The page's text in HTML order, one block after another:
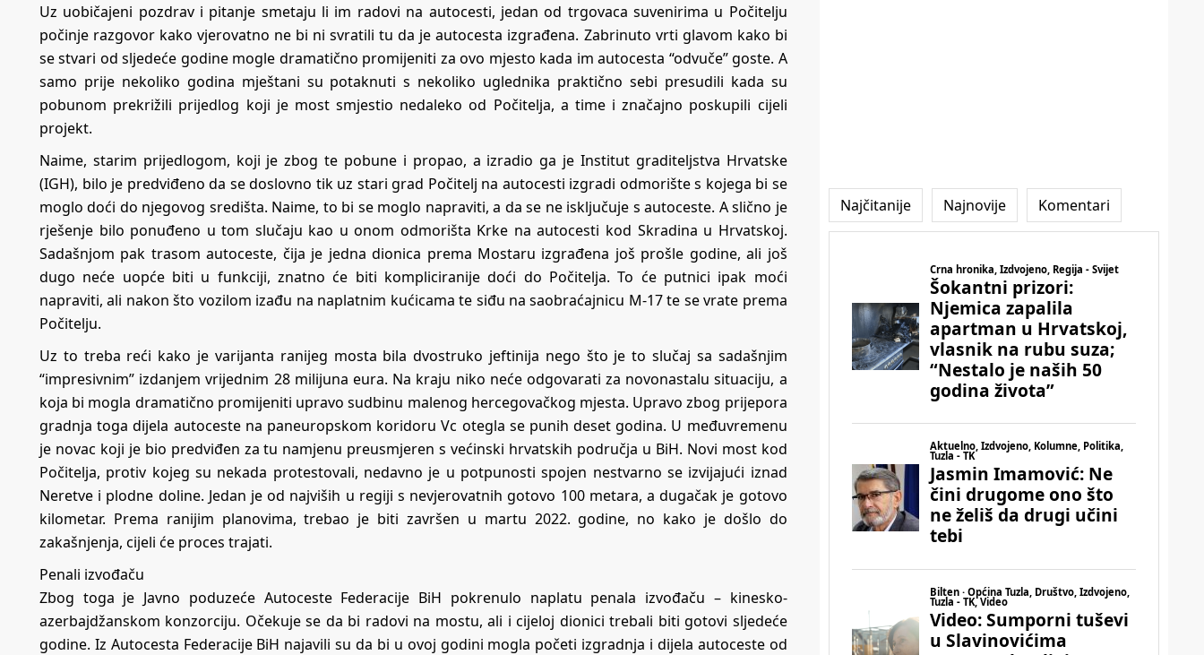
Uz uobičajeni pozdrav i pitanje smetaju li im radovi na autocesti, jedan od trgovaca suvenirima u Počitelju
počinje razgovor kako vjerovatno ne bi ni svratili tu da je autocesta izgrađena. Zabrinuto vrti glavom kako bi
se stvari od sljedeće godine mogle dramatično promijeniti za ovo mjesto kada im autocesta “odvuče” goste. A
samo prije nekoliko godina mještani su potaknuti s nekoliko uglednika praktično sebi presudili kada su
pobunom prekrižili prijedlog koji je most smjestio nedaleko od Počitelja, a time i značajno poskupili cijeli
projekt.
Naime, starim prijedlogom, koji je zbog te pobune i propao, a izradio ga je Institut graditeljstva Hrvatske
(IGH), bilo je predviđeno da se doslovno tik uz stari grad Počitelj na autocesti izgradi odmorište s kojega bi se
moglo doći do njegovog središta. Naime, to bi se moglo napraviti, a da se ne isključuje s autoceste. A slično je
rješenje bilo ponuđeno u tom slučaju kao u onom odmorišta Krke na autocesti kod Skradina u Hrvatskoj.
Sadašnjom pak trasom autoceste, čija je jedna dionica prema Mostaru izgrađena još prošle godine, ali još
dugo neće uopće biti u funkciji, znatno će biti kompliciranije doći do Počitelja. To će putnici ipak moći
napraviti, ali nakon što vozilom izađu na naplatnim kućicama te siđu na saobraćajnicu M-17 te se vrate prema
Počitelju.
Uz to treba reći kako je varijanta ranijeg mosta bila dvostruko jeftinija nego što je to slučaj sa sadašnjim
“impresivnim” izdanjem vrijednim 28 milijuna eura. Na kraju niko neće odgovarati za novonastalu situaciju, a
koja bi mogla dramatično promijeniti upravo sudbinu malenog hercegovačkog mjesta. Upravo zbog prijepora
gradnja toga dijela autoceste na paneuropskom koridoru Vc otegla se punih deset godina. U međuvremenu
je novac koji je bio predviđen za tu namjenu preusmjeren s većinski hrvatskih područja u BiH. Novi most kod
Počitelja, protiv kojeg su nekada protestovali, nedavno je u potpunosti spojen nestvarno se izvijajući iznad
Neretve i plodne doline. Jedan je od najviših u regiji s nevjerovatnih gotovo 100 metara, a dugačak je gotovo
kilometar. Prema ranijim planovima, trebao je biti završen u martu 2022. godine, no kako je došlo do
zakašnjenja, cijeli će proces trajati.
Penali izvođaču
Zbog toga je Javno poduzeće Autoceste Federacije BiH pokrenulo naplatu penala izvođaču – kinesko-
azerbajdžanskom konzorciju. Očekuje se da bi radovi na mostu, ali i cijeloj dionici trebali biti gotovi sljedeće
godine. Iz Autocesta Federacije BiH najavili su da bi u ovoj godini mogla početi izgradnja i dijela autoceste od
Najčitanije Najnovije Komentari